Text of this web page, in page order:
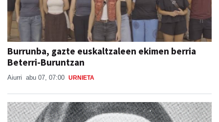
Burrunba, gazte euskaltzaleen ekimen berria
Beterri-Buruntzan
Aiurri abu 07, 07:00 URNIETA